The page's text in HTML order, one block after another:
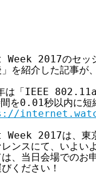
2017のセッ
を紹介した記事
「IEEE
を0.01秒以内に
2017は、東京
ンスにて、いよい
、当日会場でのお
ください！